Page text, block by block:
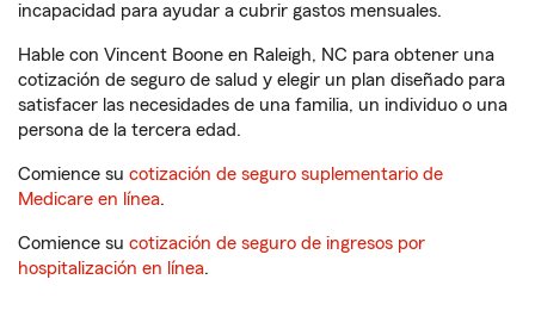
incapacidad para ayudar a cubrir gastos mensuales.
Hable con Vincent Boone en Raleigh, NC para obtener una
cotización de seguro de salud y elegir un plan diseñado para
satisfacer las necesidades de una familia, un individuo o una
persona de la tercera edad.
Comience su cotización de seguro suplementario de
Medicare en línea.
Comience su cotización de seguro de ingresos por
hospitalización en línea.